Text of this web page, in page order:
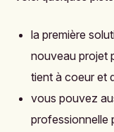
la première
nouveau projet
tient à coeur et
vous pouvez
professionnelle